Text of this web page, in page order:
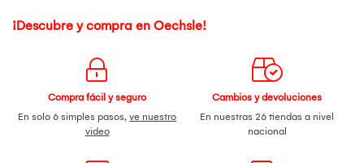
¡Descubre y compra en Oechsle!
Compra fácil y seguro
En solo 6 simples pasos, ve nuestro
video
Cambios y devoluciones
En nuestras 26 tiendas a nivel
nacional